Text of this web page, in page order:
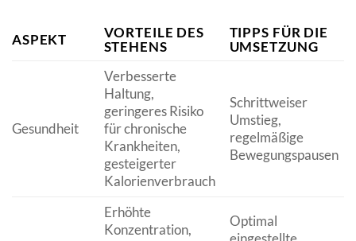
ASPEKT
VORTEILE DES
STEHENS
TIPPS FÜR DIE
UMSETZUNG
Gesundheit
Verbesserte
Haltung,
geringeres Risiko
für chronische
Krankheiten,
gesteigerter
Kalorienverbrauch
Schrittweiser
Umstieg,
regelmäßige
Bewegungspausen
Erhöhte
Konzentration,
Optimal